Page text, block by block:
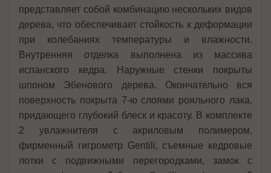
представляет собой комбинацию нескольких видов
дерева, что обеспечивает стойкость к деформации
при колебаниях температуры и влажности.
Внутренняя отделка выполнена из массива
испанского кедра. Наружные стенки покрыты
шпоном Эбенового дерева. Окончательно вся
поверхность покрыта 7-ю слоями рояльного лака,
придающего глубокий блеск и красоту. В комплекте
2 увлажнителя с акриловым полимером,
фирменный гигрометр Gentili, съемные кедровые
лотки с подвижными перегородками, замок с